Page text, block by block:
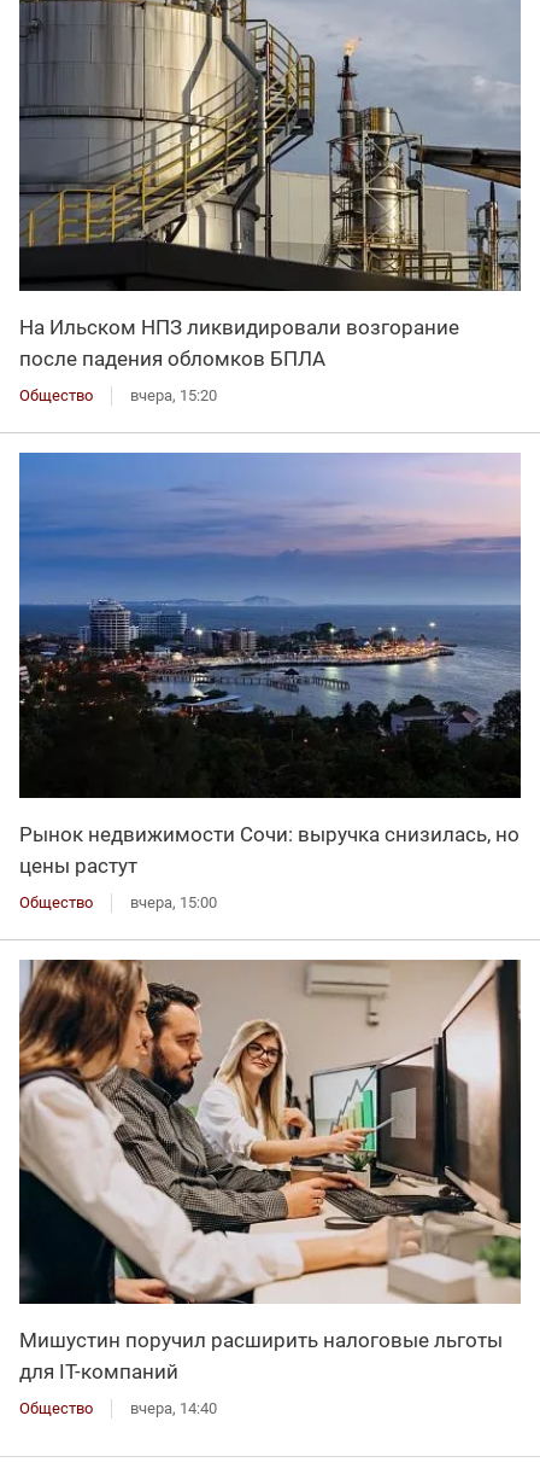
На Ильском НПЗ ликвидировали возгорание
после падения обломков БПЛА
Общество вчера, 15:20
Рынок недвижимости Сочи: выручка снизилась, но
цены растут
Общество вчера, 15:00
Мишустин поручил расширить налоговые льготы
для IT-компаний
Общество вчера, 14:40